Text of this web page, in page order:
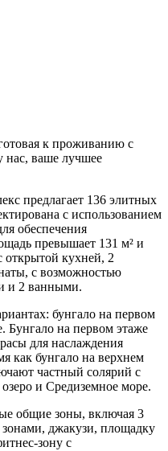
к проживанию с
нас, ваше лучшее
предлагает 136 элитных
с использованием
обеспечения
превышает 131 м² и
открытой кухней, 2
с возможностью
и 2 ванными.
бунгало на первом
Бунгало на первом этаже
для наслаждения
как бунгало на верхнем
частный солярий с
и Средиземное море.
общие зоны, включая 3
джакузи, площадку
зону с